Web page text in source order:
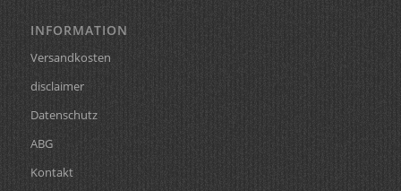
INFORMATION
Versandkosten
disclaimer
Datenschutz
ABG
Kontakt